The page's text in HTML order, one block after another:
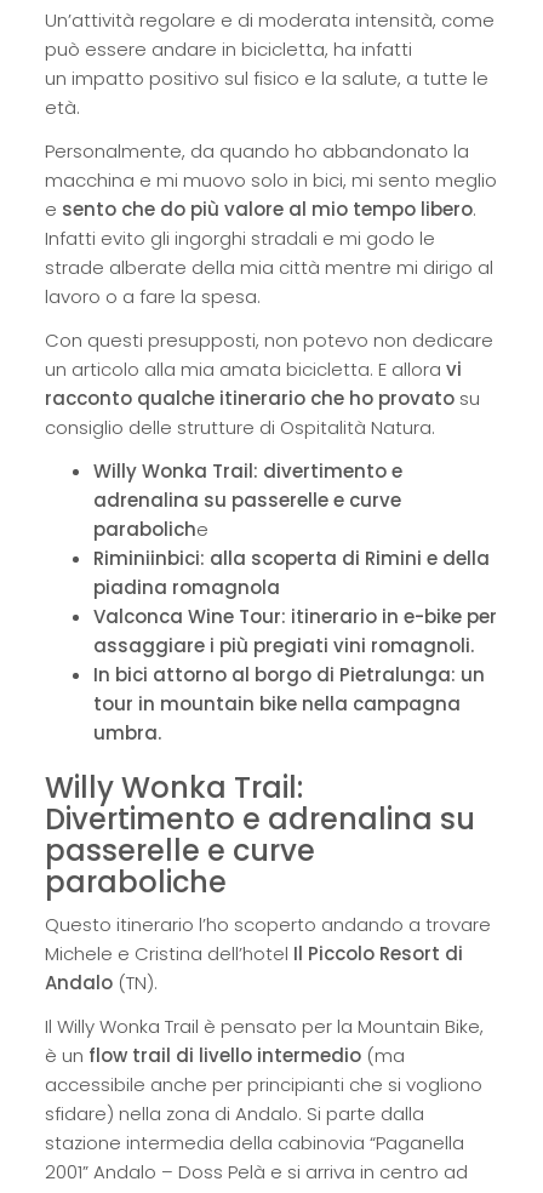
Un’attività regolare e di moderata intensità, come
può essere andare in bicicletta, ha infatti
un impatto positivo sul fisico e la salute, a tutte le
età.
Personalmente, da quando ho abbandonato la
macchina e mi muovo solo in bici, mi sento meglio
e sento che do più valore al mio tempo libero.
Infatti evito gli ingorghi stradali e mi godo le
strade alberate della mia città mentre mi dirigo al
lavoro o a fare la spesa.
Con questi presupposti, non potevo non dedicare
un articolo alla mia amata bicicletta. E allora vi
racconto qualche itinerario che ho provato su
consiglio delle strutture di Ospitalità Natura.
Willy Wonka Trail: divertimento e
adrenalina su passerelle e curve
paraboliche
Riminiinbici: alla scoperta di Rimini e della
piadina romagnola
Valconca Wine Tour: itinerario in e-bike per
assaggiare i più pregiati vini romagnoli.
In bici attorno al borgo di Pietralunga: un
tour in mountain bike nella campagna
umbra.
Willy Wonka Trail:
Divertimento e adrenalina su
passerelle e curve
paraboliche
Questo itinerario l’ho scoperto andando a trovare
Michele e Cristina dell’hotel Il Piccolo Resort di
Andalo (TN).
Il Willy Wonka Trail è pensato per la Mountain Bike,
è un flow trail di livello intermedio (ma
accessibile anche per principianti che si vogliono
sfidare) nella zona di Andalo. Si parte dalla
stazione intermedia della cabinovia “Paganella
2001” Andalo – Doss Pelà e si arriva in centro ad